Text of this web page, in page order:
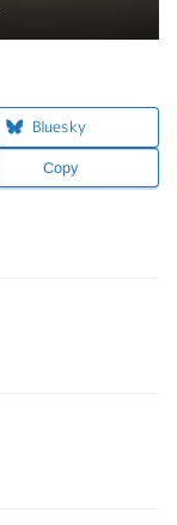
Bluesky
Copy